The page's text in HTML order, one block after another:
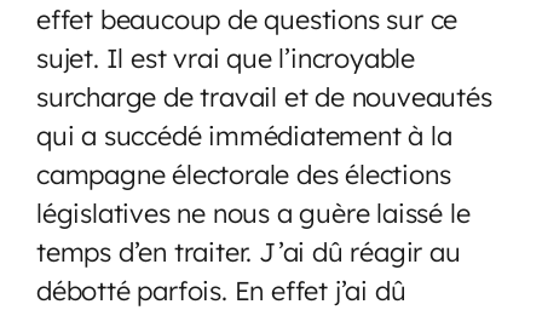
effet beaucoup de questions sur ce
sujet. Il est vrai que l’incroyable
surcharge de travail et de nouveautés
qui a succédé immédiatement à la
campagne électorale des élections
législatives ne nous a guère laissé le
temps d’en traiter. J’ai dû réagir au
débotté parfois. En effet j’ai dû